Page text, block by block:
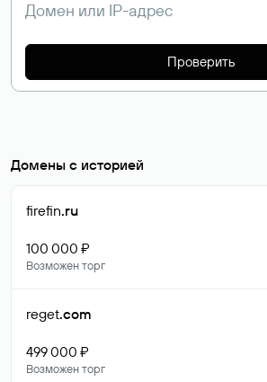
Проверить
Домены с историей
firefin.ru
100 000 ₽
Возможен торг
reget.com
499 000 ₽
Возможен торг